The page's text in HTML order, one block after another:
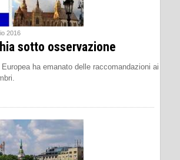
2016
sotto osservazione
ha emanato delle raccomandazioni ai